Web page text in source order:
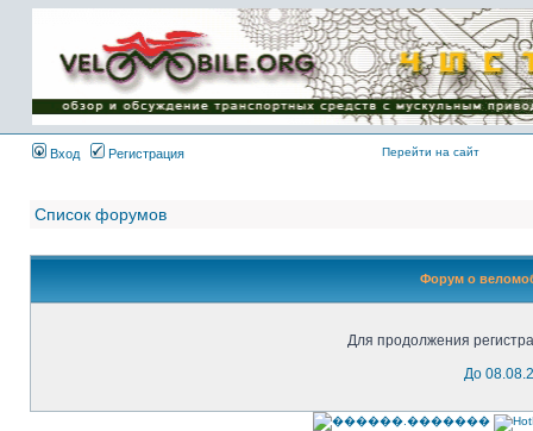
Имя пользователя:
Пароль:
{ LOG_ME_IN_SHORT
}
Вход
Регистрация Перейти на сайт
Список форумов
Форум о
Для продолжения
До